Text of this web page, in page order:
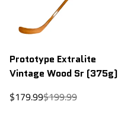
Prototype Extralite
Vintage Wood Sr (375g)
Prix
$179.99Prix
$199.99